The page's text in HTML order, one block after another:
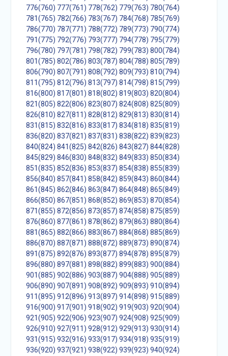
776(760) 777(761) 778(762) 779(763) 780(764)
781(765) 782(766) 783(767) 784(768) 785(769)
786(770) 787(771) 788(772) 789(773) 790(774)
791(775) 792(776) 793(777) 794(778) 795(779)
796(780) 797(781) 798(782) 799(783) 800(784)
801(785) 802(786) 803(787) 804(788) 805(789)
806(790) 807(791) 808(792) 809(793) 810(794)
811(795) 812(796) 813(797) 814(798) 815(799)
816(800) 817(801) 818(802) 819(803) 820(804)
821(805) 822(806) 823(807) 824(808) 825(809)
826(810) 827(811) 828(812) 829(813) 830(814)
831(815) 832(816) 833(817) 834(818) 835(819)
836(820) 837(821) 837(831) 838(822) 839(823)
840(824) 841(825) 842(826) 843(827) 844(828)
845(829) 846(830) 848(832) 849(833) 850(834)
851(835) 852(836) 853(837) 854(838) 855(839)
856(840) 857(841) 858(842) 859(843) 860(844)
861(845) 862(846) 863(847) 864(848) 865(849)
866(850) 867(851) 868(852) 869(853) 870(854)
871(855) 872(856) 873(857) 874(858) 875(859)
876(860) 877(861) 878(862) 879(863) 880(864)
881(865) 882(866) 883(867) 884(868) 885(869)
886(870) 887(871) 888(872) 889(873) 890(874)
891(875) 892(876) 893(877) 894(878) 895(879)
896(880) 897(881) 898(882) 899(883) 900(884)
901(885) 902(886) 903(887) 904(888) 905(889)
906(890) 907(891) 908(892) 909(893) 910(894)
911(895) 912(896) 913(897) 914(898) 915(889)
916(900) 917(901) 918(902) 919(903) 920(904)
921(905) 922(906) 923(907) 924(908) 925(909)
926(910) 927(911) 928(912) 929(913) 930(914)
931(915) 932(916) 933(917) 934(918) 935(919)
936(920) 937(921) 938(922) 939(923) 940(924)